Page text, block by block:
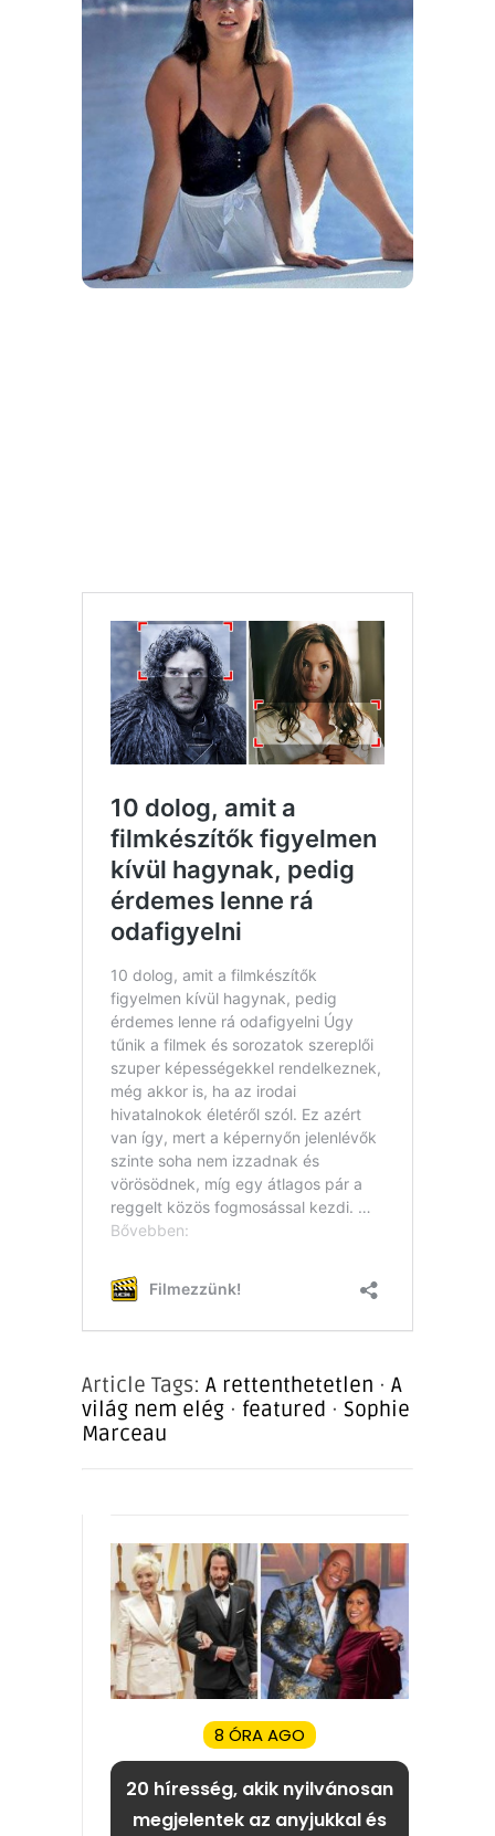
Article Tags: A rettenthetetlen · A
világ nem elég · featured · Sophie
Marceau
8 ÓRA AGO
20 híresség, akik nyilvánosan
megjelentek az anyjukkal és